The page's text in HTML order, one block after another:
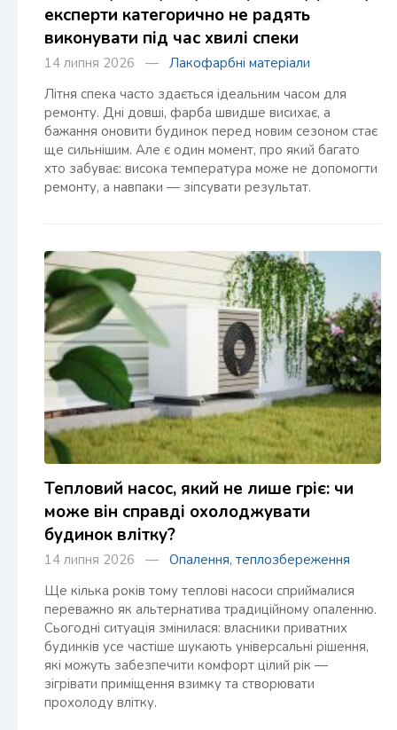
експерти категорично не радять
виконувати під час хвилі спеки
14 липня 2026 — Лакофарбні матеріали
Літня спека часто здається ідеальним часом для
ремонту. Дні довші, фарба швидше висихає, а
бажання оновити будинок перед новим сезоном стає
ще сильнішим. Але є один момент, про який багато
хто забуває: висока температура може не допомогти
ремонту, а навпаки — зіпсувати результат.
Тепловий насос, який не лише гріє: чи
може він справді охолоджувати
будинок влітку?
14 липня 2026 — Опалення, теплозбереження
Ще кілька років тому теплові насоси сприймалися
переважно як альтернатива традиційному опаленню.
Сьогодні ситуація змінилася: власники приватних
будинків усе частіше шукають універсальні рішення,
які можуть забезпечити комфорт цілий рік —
зігрівати приміщення взимку та створювати
прохолоду влітку.